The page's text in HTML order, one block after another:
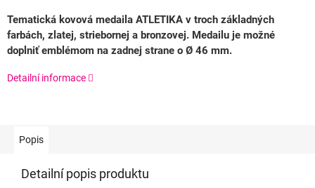
Tematická kovová medaila ATLETIKA v troch základných
farbách, zlatej, striebornej a bronzovej. Medailu je možné
doplniť emblémom na zadnej strane o Ø 46 mm.
Detailní informace
Popis
Detailní popis produktu